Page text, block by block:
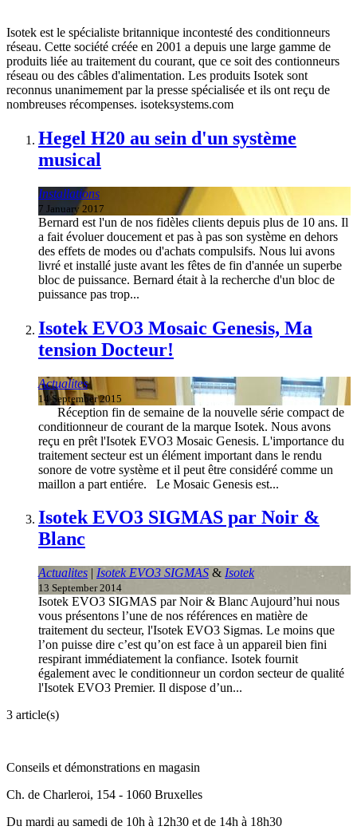
Isotek est le spécialiste britannique incontesté des conditionneurs
réseau. Cette société créée en 2001 a depuis une large gamme de
produits liée au traitement du courant, que ce soit des contionneurs
réseau ou des câbles d'alimentation. Les produits Isotek sont
reconnus unanimement par la presse spécialisée et ils ont reçu de
nombreuses récompenses. isoteksystems.com
Hegel H20 au sein d'un système
musical
Installations
7 January 2017
Bernard est l'un de nos fidèles clients depuis plus de 10 ans. Il
a fait évoluer doucement et pas à pas son système en dehors
des effets de modes ou d'achats compulsifs. Nous lui avons
livré et installé juste avant les fêtes de fin d'année un superbe
bloc de puissance. Bernard était à la recherche d'un bloc de
puissance pas trop...
Isotek EVO3 Mosaic Genesis, Ma
tension Docteur!
Actualites
14 September 2015
Réception fin de semaine de la nouvelle série compact de
conditionneur de courant de la marque Isotek. Nous avons
reçu en prêt l'Isotek EVO3 Mosaic Genesis. L'importance du
traitement secteur est un élément important dans le rendu
sonore de votre système et il peut être considéré comme un
maillon a part entiére. Le Mosaic Genesis est...
Isotek EVO3 SIGMAS par Noir &
Blanc
Actualites | Isotek EVO3 SIGMAS & Isotek
13 September 2014
Isotek EVO3 SIGMAS par Noir & Blanc Aujourd’hui nous
vous présentons l’une de nos références en matière de
traitement du secteur, l'Isotek EVO3 Sigmas. Le moins que
l’on puisse dire c’est qu’on est face à un appareil bien fini
respirant immédiatement la confiance. Isotek fournit
également avec le conditionneur un cordon secteur de qualité
l'Isotek EVO3 Premier. Il dispose d’un...
3 article(s)
Conseils et démonstrations en magasin
Ch. de Charleroi, 154 - 1060 Bruxelles
Du mardi au samedi de 10h à 12h30 et de 14h à 18h30